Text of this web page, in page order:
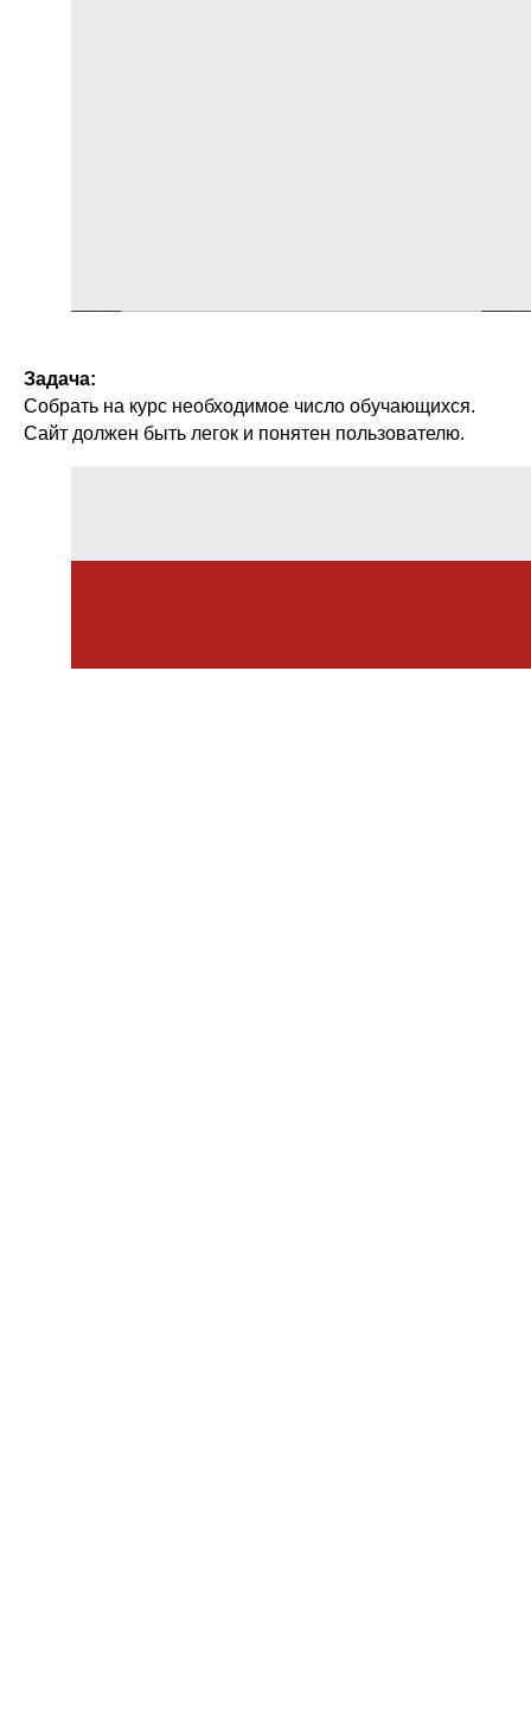
Задача:
Собрать на курс необходимое число обучающихся.
Сайт должен быть легок и понятен пользователю.